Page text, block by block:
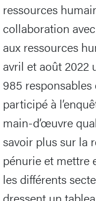
ressources
collaboration
aux ressources
avril et août 2022
985
participé à
main-d’œuvre
savoir plus sur la
pénurie et mettre
les différents